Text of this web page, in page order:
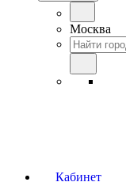
Москва
Кабинет